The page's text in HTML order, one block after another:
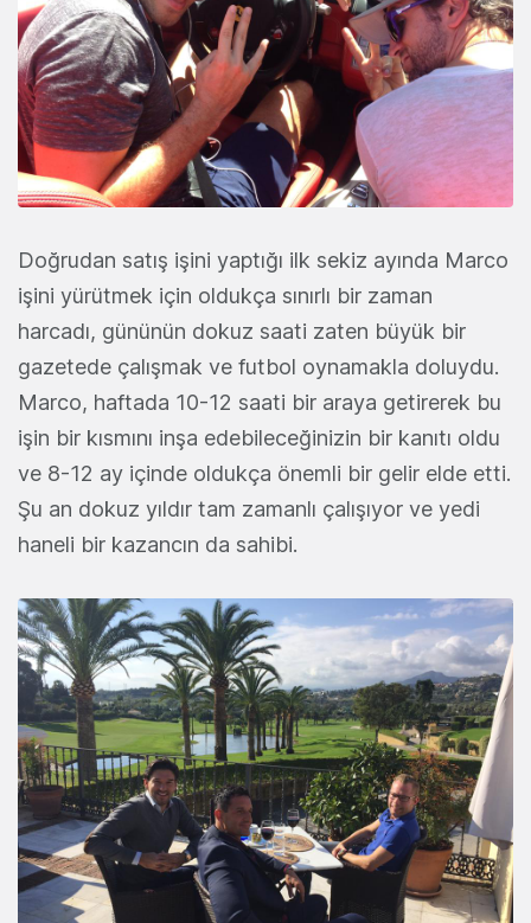
Doğrudan satış işini yaptığı ilk sekiz ayında Marco
işini yürütmek için oldukça sınırlı bir zaman
harcadı, gününün dokuz saati zaten büyük bir
gazetede çalışmak ve futbol oynamakla doluydu.
Marco, haftada 10-12 saati bir araya getirerek bu
işin bir kısmını inşa edebileceğinizin bir kanıtı oldu
ve 8-12 ay içinde oldukça önemli bir gelir elde etti.
Şu an dokuz yıldır tam zamanlı çalışıyor ve yedi
haneli bir kazancın da sahibi.